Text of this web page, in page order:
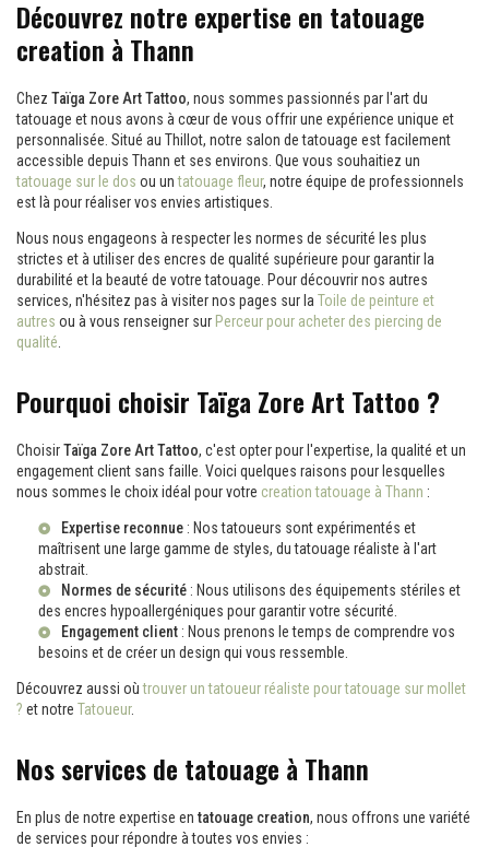
Découvrez notre expertise en tatouage
creation à Thann
Chez Taïga Zore Art Tattoo, nous sommes passionnés par l'art du
tatouage et nous avons à cœur de vous offrir une expérience unique et
personnalisée. Situé au Thillot, notre salon de tatouage est facilement
accessible depuis Thann et ses environs. Que vous souhaitiez un
tatouage sur le dos ou untatouage fleur, notre équipe de professionnels
est là pour réaliser vos envies artistiques.
Nous nous engageons à respecter les normes de sécurité les plus
strictes et à utiliser des encres de qualité supérieure pour garantir la
durabilité et la beauté de votre tatouage. Pour découvrir nos autres
services, n'hésitez pas à visiter nos pages sur la Toile de peinture et
autres ou à vous renseigner sur Perceur pour acheter des piercing de
qualité
Pourquoi choisir Taïga Zore Art Tattoo ?
ChoisirTaïga Zore Art Tattoo, c'est opter pour l'expertise, la qualité et un
engagement client sans faille. Voici quelques raisons pour lesquelles
nous sommes le choix idéal pour votre creation tatouage à Thann :
Expertise reconnue : Nos tatoueurs sont expérimentés et
maîtrisent une large gamme de styles, du tatouage réaliste à l'art
abstrait.
Normes de sécurité : Nous utilisons des équipements stériles et
des encres hypoallergéniques pour garantir votre sécurité.
Engagement client : Nous prenons le temps de comprendre vos
besoins et de créer un design qui vous ressemble.
Découvrez aussi oùtrouver un tatoueur réaliste pour tatouage sur mollet
? et notre Tatoueur.
Nos services de tatouage à Thann
En plus de notre expertise en tatouage creation, nous offrons une variété
de services pour répondre à toutes vos envies :